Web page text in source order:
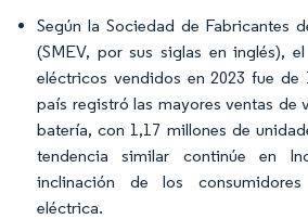
Según la Sociedad de Fabricantes
(SMEV, por sus siglas en inglés),
eléctricos vendidos en 2023 fue de
país registró las mayores ventas de
batería, con 1,17 millones de
tendencia similar continúe en
inclinación de los
eléctrica.